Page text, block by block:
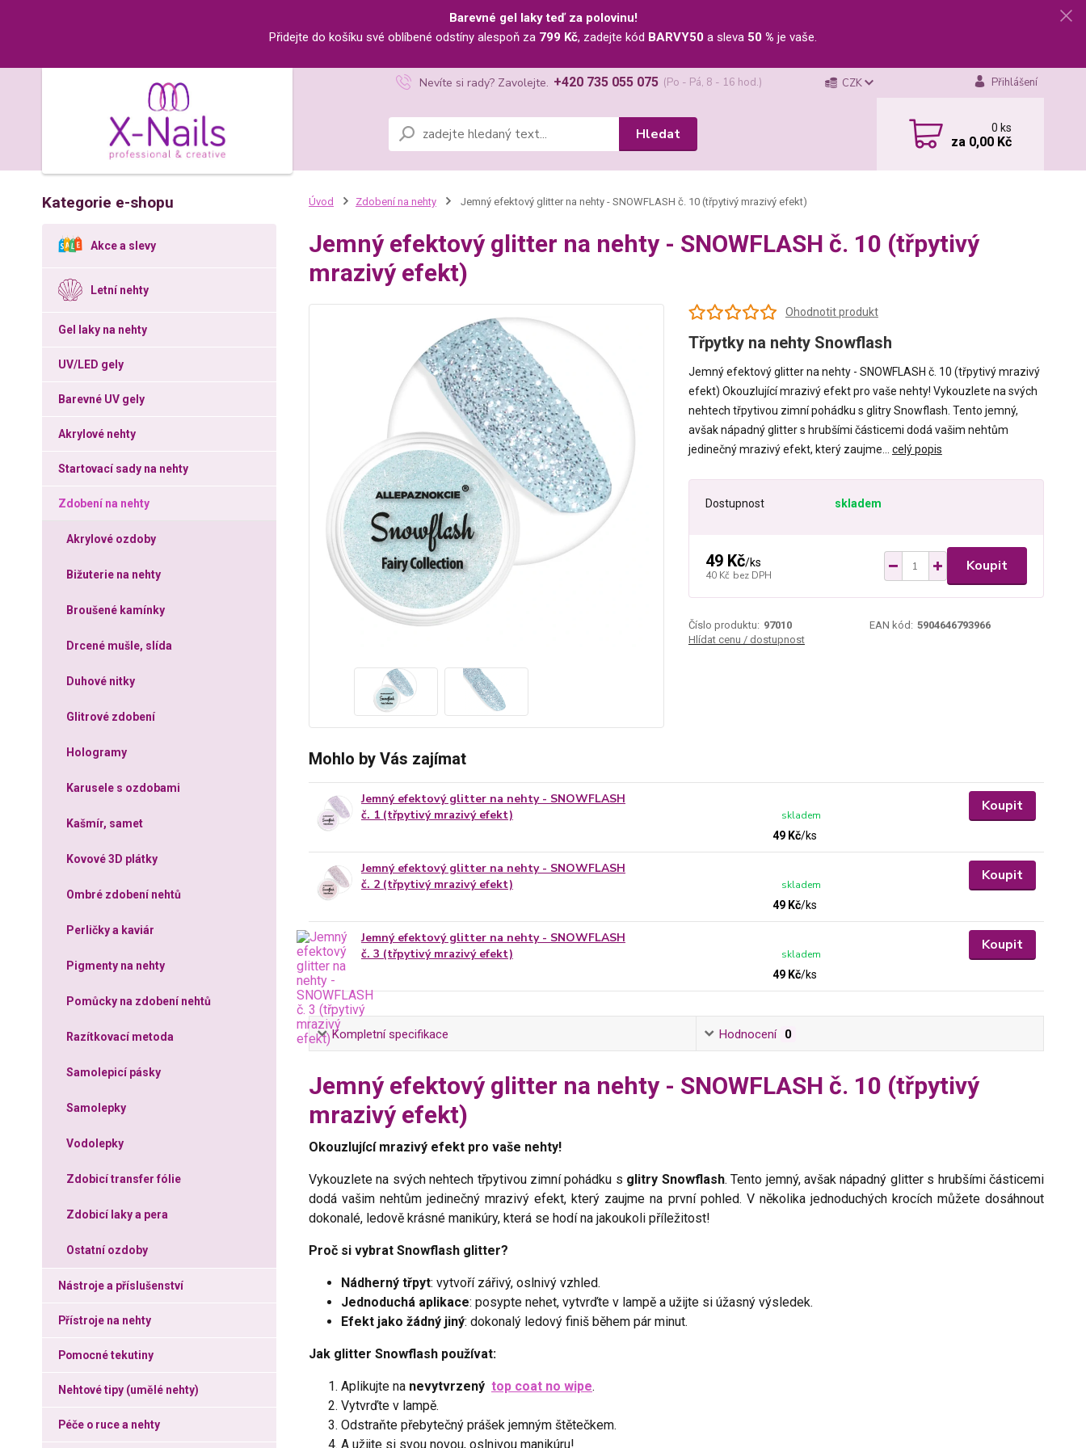
Barevné gel laky teď za polovinu!
Přidejte do košíku své oblíbené odstíny alespoň za 799 Kč, zadejte kód BARVY50 a sleva 50 % je vaše.
CZK Přihlášení
Hledat
Nevíte si rady? Zavolejte. +420 735 055 075 (Po - Pá, 8 - 16 hod.)
0ks
za 0,00 Kč
Kategorie e-shopu
Akce a slevy
Letní nehty
Gel laky na nehty
UV/LED gely
Barevné UV gely
Akrylové nehty
Startovací sady na nehty
Zdobení na nehty
Akrylové ozdoby
Bižuterie na nehty
Broušené kamínky
Drcené mušle, slída
Duhové nitky
Glitrové zdobení
Hologramy
Karusele s ozdobami
Kašmír, samet
Kovové 3D plátky
Ombré zdobení nehtů
Perličky a kaviár
Pigmenty na nehty
Pomůcky na zdobení nehtů
Razítkovací metoda
Samolepicí pásky
Samolepky
Vodolepky
Zdobicí transfer fólie
Zdobicí laky a pera
Ostatní ozdoby
Nástroje a příslušenství
Přístroje na nehty
Pomocné tekutiny
Nehtové tipy (umělé nehty)
Péče o ruce a nehty
Úvod Zdobení na nehty Jemný efektový glitter na nehty - SNOWFLASH č. 10 (třpytivý mrazivý efekt)
Jemný efektový glitter na nehty - SNOWFLASH č. 10 (třpytivý
mrazivý efekt)
Ohodnotit produkt
Třpytky na nehty Snowflash
Jemný efektový glitter na nehty - SNOWFLASH č. 10 (třpytivý mrazivý
efekt) Okouzlující mrazivý efekt pro vaše nehty! Vykouzlete na svých
nehtech třpytivou zimní pohádku s glitry Snowflash. Tento jemný,
avšak nápadný glitter s hrubšími částicemi dodá vašim nehtům
jedinečný mrazivý efekt, který zaujme... celý popis
Dostupnost skladem
49 Kč/ks
40 Kč bez DPH
Koupit
Číslo produktu: 97010 EAN kód: 5904646793966
Hlídat cenu / dostupnost
Mohlo by Vás zajímat
Jemný efektový glitter na nehty - SNOWFLASH
č. 1 (třpytivý mrazivý efekt)
49 Kč/ks
skladem
Koupit
Jemný efektový glitter na nehty - SNOWFLASH
č. 2 (třpytivý mrazivý efekt)
49 Kč/ks
skladem
Koupit
Jemný efektový glitter na nehty - SNOWFLASH
č. 3 (třpytivý mrazivý efekt)
49 Kč/ks
skladem
Koupit
Kompletní specifikace Hodnocení 0
Jemný efektový glitter na nehty - SNOWFLASH č. 10 (třpytivý
mrazivý efekt)
Okouzlující mrazivý efekt pro vaše nehty!
Vykouzlete na svých nehtech třpytivou zimní pohádku s glitry Snowflash. Tento jemný, avšak nápadný glitter s hrubšími částicemi
dodá vašim nehtům jedinečný mrazivý efekt, který zaujme na první pohled. V několika jednoduchých krocích můžete dosáhnout
dokonalé, ledově krásné manikúry, která se hodí na jakoukoli příležitost!
Proč si vybrat Snowflash glitter?
Nádherný třpyt: vytvoří zářivý, oslnivý vzhled.
Jednoduchá aplikace: posypte nehet, vytvrďte v lampě a užijte si úžasný výsledek.
Efekt jako žádný jiný: dokonalý ledový finiš během pár minut.
Jak glitter Snowflash používat:
Aplikujte na nevytvrzený top coat no wipe.
Vytvrďte v lampě.
Odstraňte přebytečný prášek jemným štětečkem.
A užijte si svou novou, oslnivou manikúru!